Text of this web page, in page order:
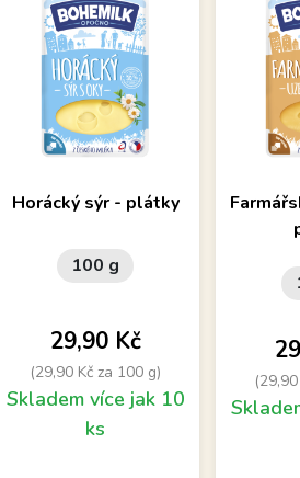
Plátkový sýr s oky, nový
Horácký sýr - plátky
100 g
Cena
29,90 Kč
(29,90 Kč za 100 g)
Skladem více jak 10
ks
Uzený